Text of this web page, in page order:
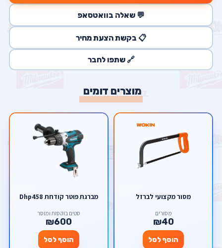
💬 שאלה בוואטסאפ
📋 בקשת הצעת מחיר
🔗 שתפו לחבר
מוצרים דומים
מסור מקצועי לברזל
מסורים
₪40
הוסף לסל
מברגת פוטר קודחת Dhp458
סטים בוקסות ומוסך
₪600
הוסף לסל